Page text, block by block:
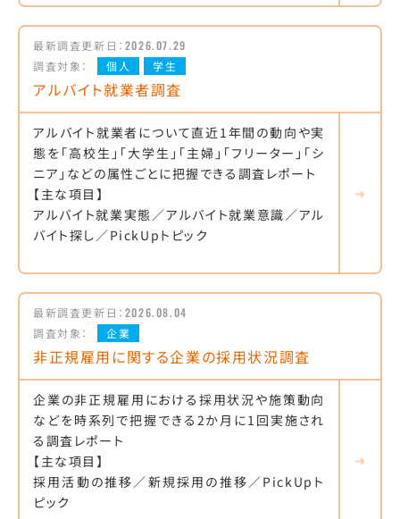
最新調査更新日： 2026.07.29
調査対象：
個人 学生
アルバイト就業者調査
アルバイト就業者について直近1年間の動向や実
態を「高校生」「大学生」「主婦」「フリーター」「シ
ニア」などの属性ごとに把握できる調査レポート
【主な項目】
アルバイト就業実態／アルバイト就業意識／アル
バイト探し／PickUpトピック
最新調査更新日： 2026.08.04
調査対象：
企業
非正規雇用に関する企業の採用状況調査
企業の非正規雇用における採用状況や施策動向
などを時系列で把握できる2か月に1回実施され
る調査レポート
【主な項目】
採用活動の推移／新規採用の推移／PickUpト
ピック